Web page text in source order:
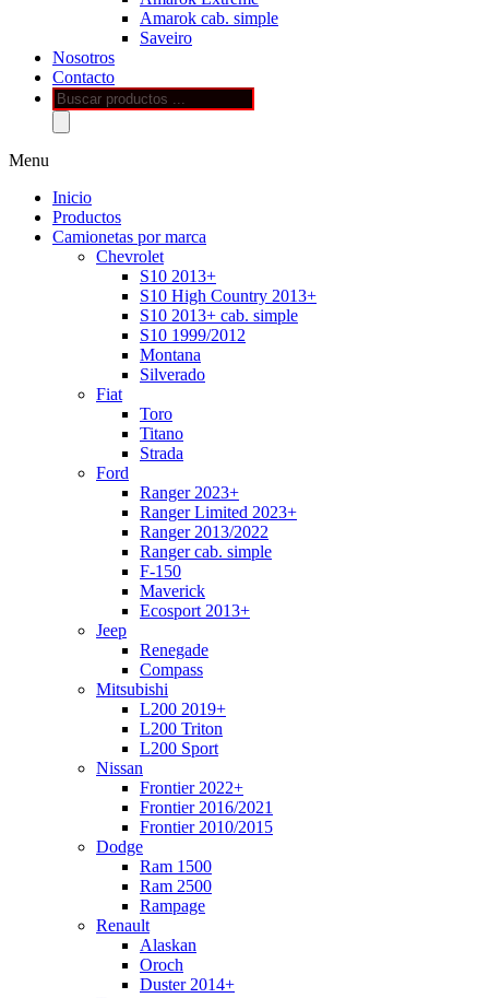
Amarok cab. simple
Saveiro
Nosotros
Contacto
Búsqueda
de
productos
Menu
Inicio
Productos
Camionetas por marca
Chevrolet
S10 2013+
S10 High Country 2013+
S10 2013+ cab. simple
S10 1999/2012
Montana
Silverado
Fiat
Toro
Titano
Strada
Ford
Ranger 2023+
Ranger Limited 2023+
Ranger 2013/2022
Ranger cab. simple
F-150
Maverick
Ecosport 2013+
Jeep
Renegade
Compass
Mitsubishi
L200 2019+
L200 Triton
L200 Sport
Nissan
Frontier 2022+
Frontier 2016/2021
Frontier 2010/2015
Dodge
Ram 1500
Ram 2500
Rampage
Renault
Alaskan
Oroch
Duster 2014+